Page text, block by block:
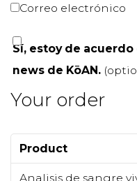
Correo electrónico
Sí, estoy de
news de KōAN.
Your order
Product
Analisis de sangre